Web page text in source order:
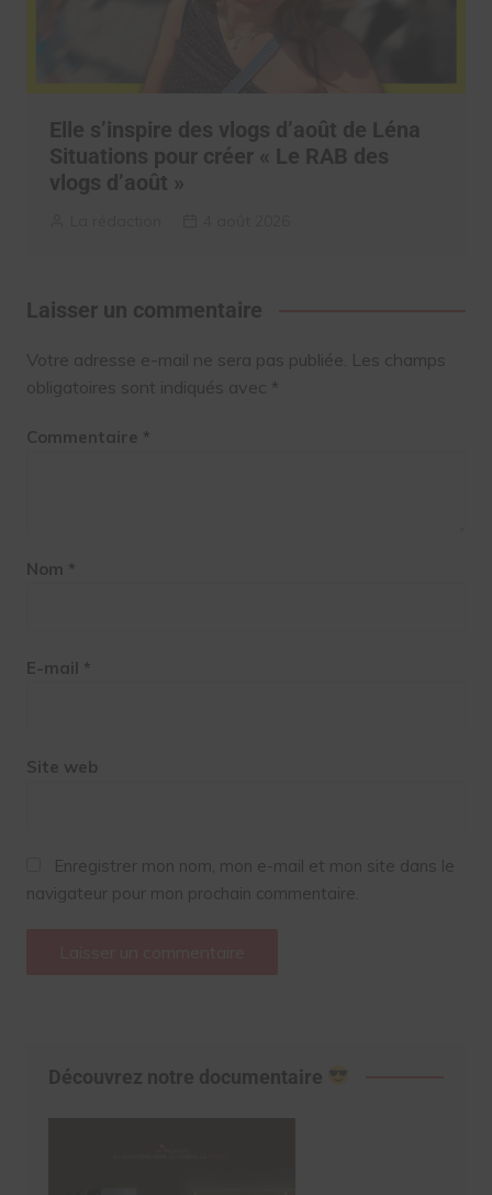
Elle s’inspire des vlogs d’août de Léna
Situations pour créer « Le RAB des
vlogs d’août »
Laisser un commentaire
Votre adresse e-mail ne sera pas publiée. Les champs
obligatoires sont indiqués avec *
Commentaire *
Nom *
E-mail *
Site web
Enregistrer mon nom, mon e-mail et mon site dans le
navigateur pour mon prochain commentaire.
Découvrez notre documentaire